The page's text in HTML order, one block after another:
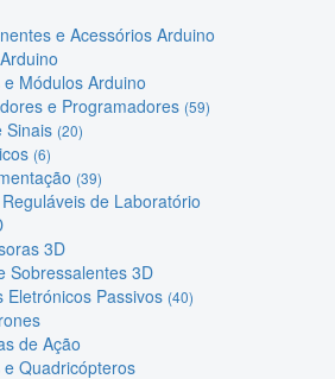
e Acessórios Arduino
Módulos Arduino
e Programadores (59)
Sinais (20)
(6)
(39)
de Laboratório
3D
Sobressalentes 3D
Eletrónicos Passivos (40)
de Ação
e Quadricópteros